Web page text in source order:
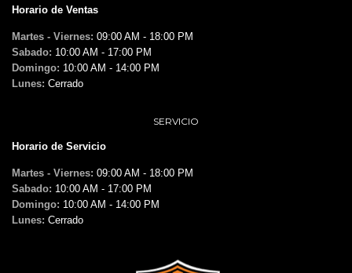
Horario de Ventas
Martes - Viernes: 09:00 AM - 18:00 PM
Sabado: 10:00 AM - 17:00 PM
Domingo: 10:00 AM - 14:00 PM
Lunes: Cerrado
SERVICIO
Horario de Servicio
Martes - Viernes: 09:00 AM - 18:00 PM
Sabado: 10:00 AM - 17:00 PM
Domingo: 10:00 AM - 14:00 PM
Lunes: Cerrado